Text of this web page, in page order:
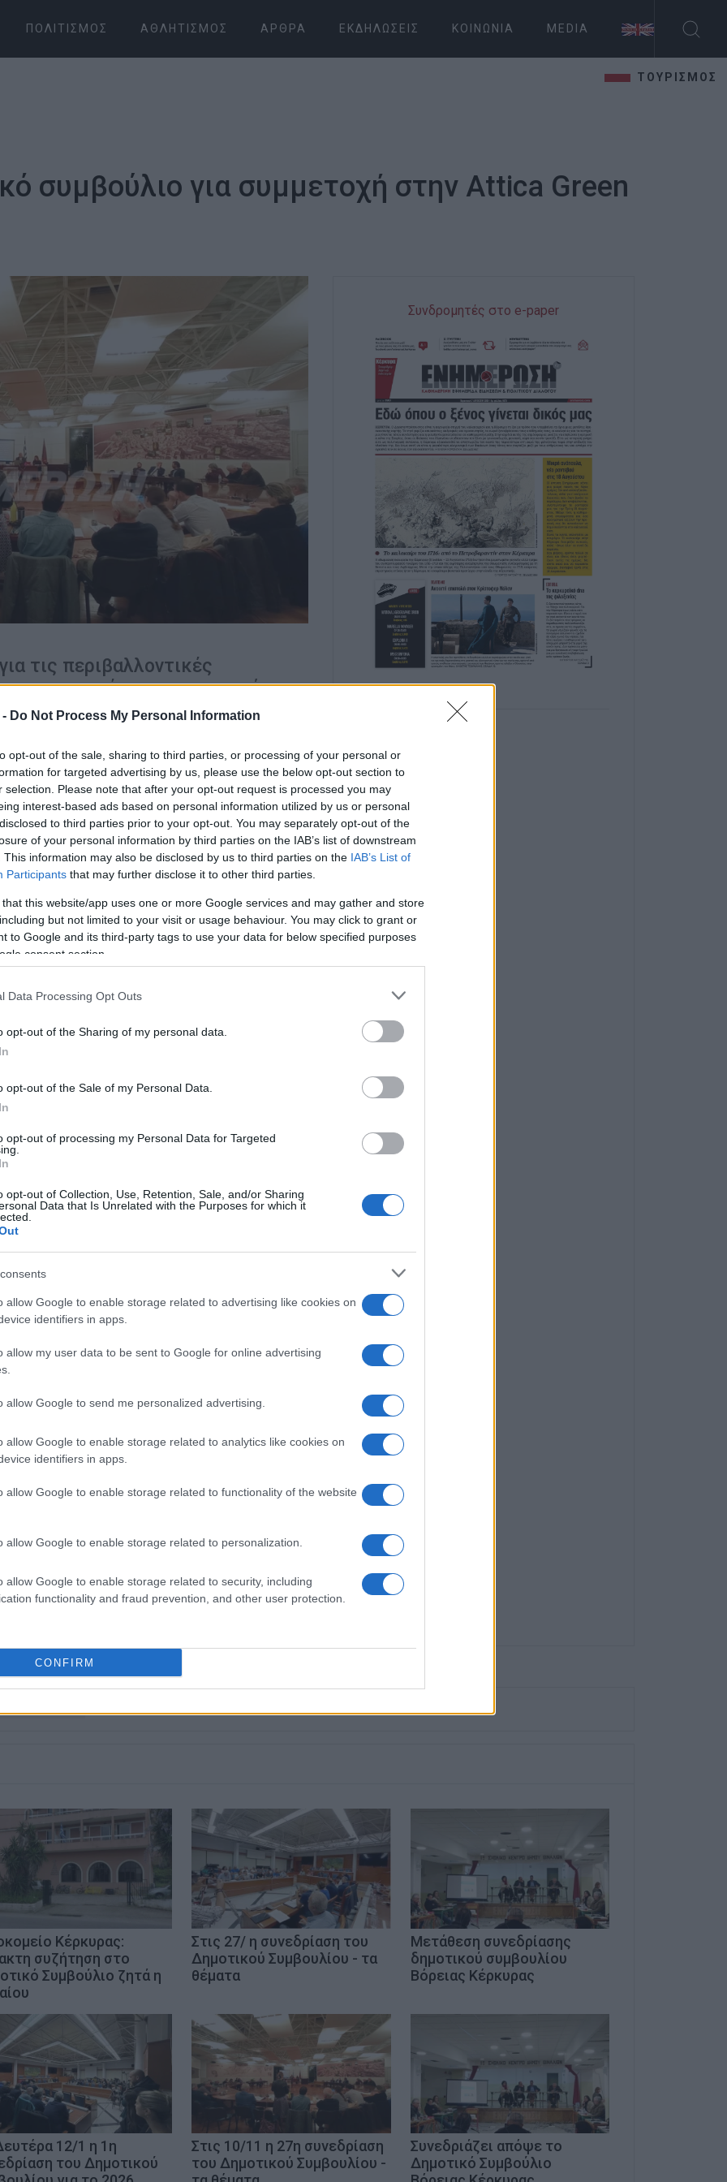
Do Not Process My Personal Information
opt-out of the sale, sharing to third parties, or processing of your personal or
for targeted advertising by us, please use the below opt-out section to
selection. Please note that after your opt-out request is processed you may
interest-based ads based on personal information utilized by us or personal
to third parties prior to your opt-out. You may separately opt-out of the
of your personal information by third parties on the IAB’s list of downstream
This information may also be disclosed by us to third parties on the IAB’s List of
Participants that may further disclose it to other third parties.
that this website/app uses one or more Google services and may gather and store
but not limited to your visit or usage behaviour. You may click to grant or
to Google and its third-party tags to use your data for below specified purposes
consent section.
Data Processing Opt Outs
opt-out of the Sharing of my personal data.
opt-out of the Sale of my Personal Data.
opt-out of processing my Personal Data for Targeted
opt-out of Collection, Use, Retention, Sale, and/or Sharing
Data that Is Unrelated with the Purposes for which it
allow Google to enable storage related to advertising like cookies on
identifiers in apps.
allow my user data to be sent to Google for online advertising
allow Google to send me personalized advertising.
allow Google to enable storage related to analytics like cookies on
identifiers in apps.
allow Google to enable storage related to functionality of the website
allow Google to enable storage related to personalization.
allow Google to enable storage related to security, including
functionality and fraud prevention, and other user protection.
CONFIRM
ΠΟΛΙΤΙΣΜΌΣ ΑΘΛΗΤΙΣΜΌΣ ΆΡΘΡΑ ΕΚΔΗΛΏΣΕΙΣ ΚΟΙΝΩΝΊΑ MEDIA
ΤΟΥΡΙΣΜΟΣ
συμβούλιο για συμμετοχή στην Attica Green
τις περιβαλλοντικές
για το κόστος συμμετοχής
συμβουλίου Κεντρικής Κέρκυρας την
στην Attica Green EXPO για την
θα πραγματοποιηθεί στις 24-27 Μαΐου.
συνεδρίαση της Παρασκευής η Δήμαρχος
του Δήμου στην Έκθεση προκειμένου να προβάλει
του συνείδηση.
τρόπους αποδεικνύουν καθημερινά
από πρωτοβουλίες που συμβάλλουν
στην Ελλάδα.
"Κέρκυρα να ζεις" Γιάννη Τριανταφυλλούδη
Υδραίου απάντησε ότι θα είναι περι τις 3.000
Ζήτησε πάντως την έγκριση του δημοτικού
ώστε ο Δήμος να κάνει κράτηση χώρου για
στην αρχική εισήγηση, αναγραφόταν κόστος
Γρηγοριάδης της "Εκκίνησης", ενώ σε ορθή
αναφορά σε ποσό.
της αντιπολίτευσης που ήταν
πρακτικών του Δήμου τη στιγμή
στο 5%.
αντιδήμαρχος Ευρωπαϊκών Προγραμμάτων
για τις δράσεις της Aegean Rebreath για
της ενεργειακής αυτονομίας των
ανακύκλωσης, στην τοποθέτηση κάδων για
επίσης η τοποθέτηση στις δημοτικές
μπαταρίες, φάρμακα, τόνερ,
με ψήφους 15 υπέρ και 16 κατά.
Συνδρομητές στο e-paper
Κέρκυρας:
συζήτηση στο
Συμβούλιο ζητά η
Στις 27/ η συνεδρίαση του
Δημοτικού Συμβουλίου - τα
θέματα
Μετάθεση συνεδρίασης
δημοτικού συμβουλίου
Βόρειας Κέρκυρας
12/1 η 1η
του Δημοτικού
Στις 10/11 η 27η συνεδρίαση
του Δημοτικού Συμβουλίου -
Συνεδριάζει απόψε το
Δημοτικό Συμβούλιο